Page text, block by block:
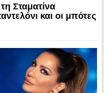
Σταματίνα
και οι μπότες